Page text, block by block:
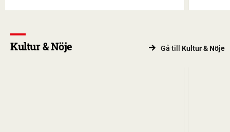
Kultur & Nöje Gå till Kultur & Nöje